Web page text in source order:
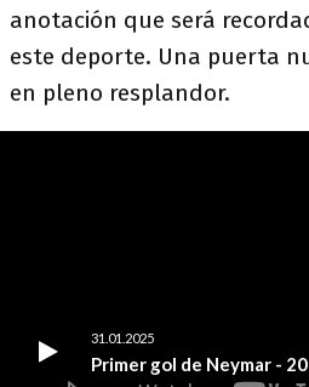
anotación que será
este deporte. Una puerta
en pleno resplandor.